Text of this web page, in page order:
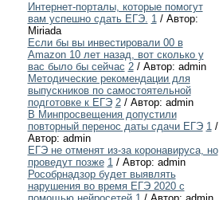
Интернет-порталы, которые помогут
вам успешно сдать ЕГЭ. 1/ Автор:
Miriada
Если бы вы инвестировали 00 в
Amazon 10 лет назад, вот сколько у
вас было бы сейчас 2/ Автор: admin
Методические рекомендации для
выпускников по самостоятельной
подготовке к ЕГЭ 2/ Автор: admin
В Минпросвещения допустили
повторный перенос даты сдачи ЕГЭ 1/
Автор: admin
ЕГЭ не отменят из-за коронавируса, но
проведут позже 1/ Автор: admin
Рособрнадзор будет выявлять
нарушения во время ЕГЭ 2020 с